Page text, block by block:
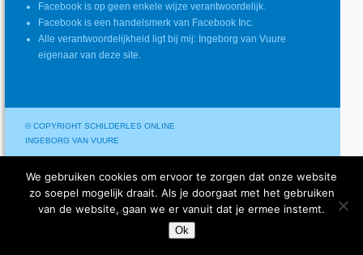
Facebook is op geen enkele wijze verantwoordelijk.
Facebook is een handelsmerk van Facebook Inc.
Alle verantwoordelijkheid ligt bij mij: Ingeborg van Vuure
eigenaar van deze site.
© COPYRIGHT SCHILDERLES ONLINE
INGEBORG VAN VUURE
We gebruiken cookies om ervoor te zorgen dat onze website
zo soepel mogelijk draait. Als je doorgaat met het gebruiken
van de website, gaan we er vanuit dat je ermee instemt.
Ok